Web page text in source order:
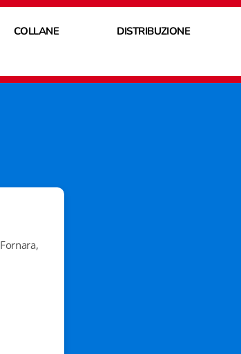
COLLANE DISTRIBUZIONE